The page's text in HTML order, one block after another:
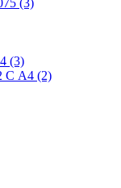
(3)
(3)
С A4 (2)